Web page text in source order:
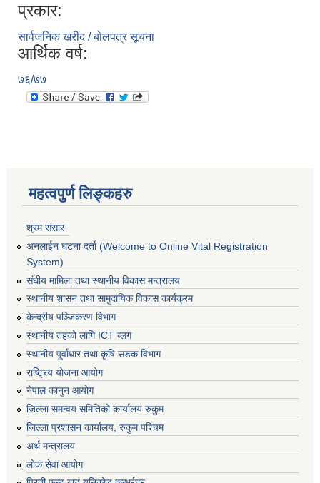
प्रकार:
सार्वजनिक खरीद / बोलपत्र सूचना
आर्थिक वर्ष:
७६/७७
महत्वपुर्ण लिङ्कहरु
श्रम संसार
अनलाईन घटना दर्ता (Welcome to Online Vital Registration
System)
संघीय मामिला तथा स्थानीय विकास मन्त्रालय
स्थानीय शासन तथा सामुदायिक विकास कार्यक्रम
केन्द्रीय पञ्जिकरण विभाग
स्थानीय तहको लागि ICT ब्लग
स्थानीय पूर्वाधार तथा कृषि सडक विभाग
राष्ट्रिय योजना आयोग
नेपाल कानुन आयोग
जिल्ला समन्वय समितिको कार्यालय रुकुम
जिल्ला प्रशासन कार्यालय, रुकुम पश्चिम
अर्थ मन्त्रालय
लोक सेवा आयोग